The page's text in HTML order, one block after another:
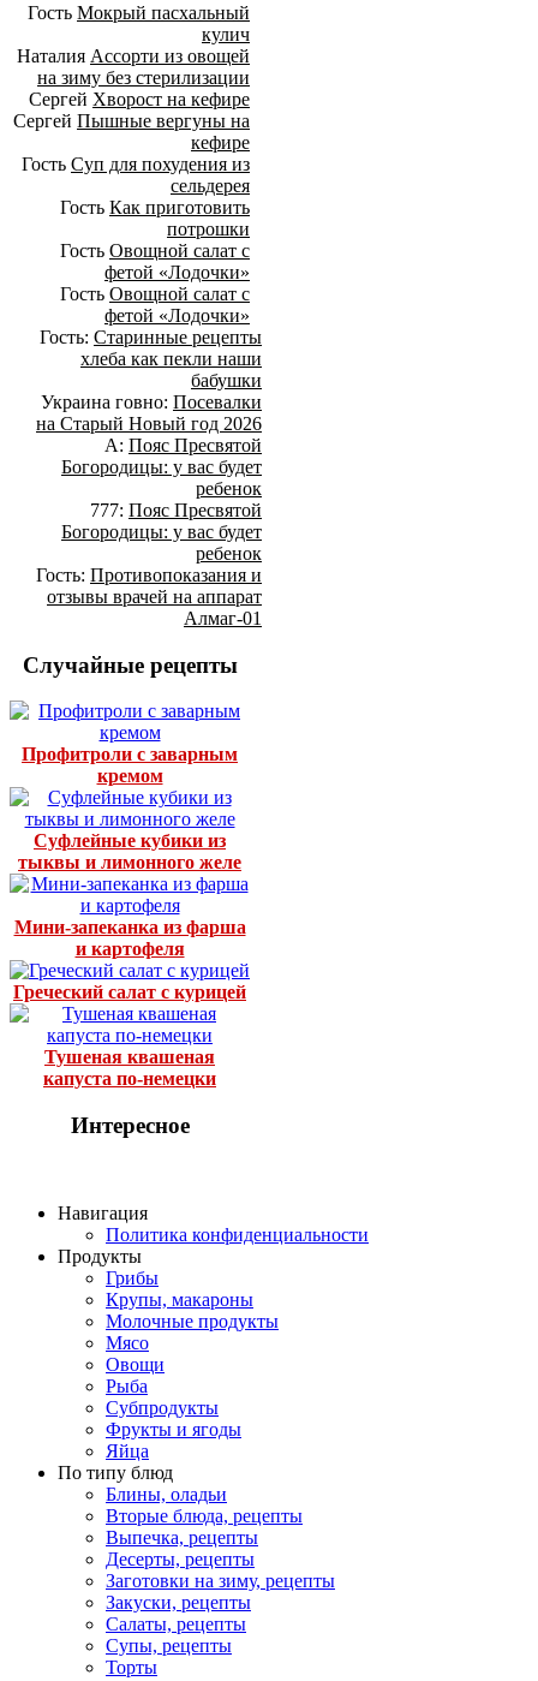
Гость Мокрый пасхальный
кулич
Наталия Ассорти из овощей
на зиму без стерилизации
Сергей Хворост на кефире
Сергей Пышные вергуны на
кефире
Гость Суп для похудения из
сельдерея
Гость Как приготовить
потрошки
Гость Овощной салат с
фетой «Лодочки»
Гость Овощной салат с
фетой «Лодочки»
Гость: Старинные рецепты
хлеба как пекли наши
бабушки
Украина говно: Посевалки
на Старый Новый год 2026
А: Пояс Пресвятой
Богородицы: у вас будет
ребенок
777: Пояс Пресвятой
Богородицы: у вас будет
ребенок
Гость: Противопоказания и
отзывы врачей на аппарат
Алмаг-01
Случайные рецепты
Профитроли с заварным
кремом
Суфлейные кубики из
тыквы и лимонного желе
Мини-запеканка из фарша
и картофеля
Греческий салат с курицей
Тушеная квашеная
капуста по-немецки
Интересное
Навигация
Политика конфиденциальности
Продукты
Грибы
Крупы, макароны
Молочные продукты
Мясо
Овощи
Рыба
Субпродукты
Фрукты и ягоды
Яйца
По типу блюд
Блины, оладьи
Вторые блюда, рецепты
Выпечка, рецепты
Десерты, рецепты
Заготовки на зиму, рецепты
Закуски, рецепты
Салаты, рецепты
Супы, рецепты
Торты